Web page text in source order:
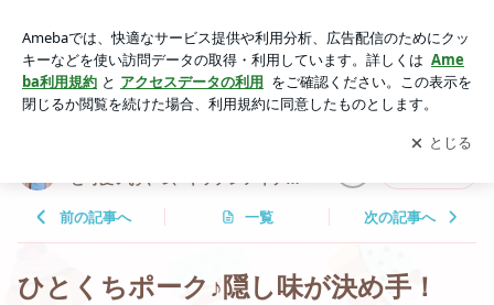
テー】#お弁当 #作り置き #クリスマス | 長田知恵（つき）料理
研究家「ご飯と可愛いおやつ、キッチンアイテム」
アプリをダウンロードして ブログの更新通知
を受け取りまし
ょう。
開く
と可愛いおやつ、キッチンアイテ
前の記事へ 一覧 次の記事へ
ひとくちポーク♪隠し味が決め手！